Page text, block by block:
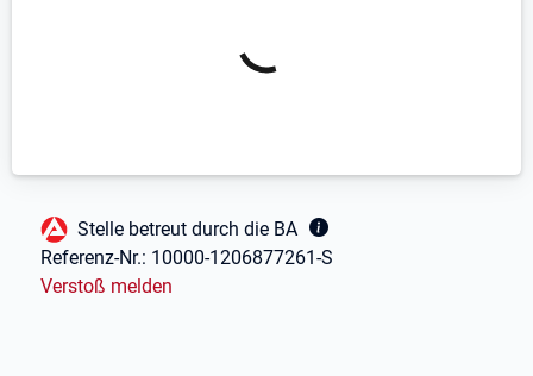
Fußbereich
Stelle betreut durch die BA
Referenz-Nr.: 10000-1206877261-S
Verstoß melden